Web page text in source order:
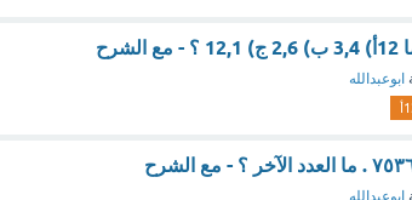
ابوعبدالله
ابوعبدالله